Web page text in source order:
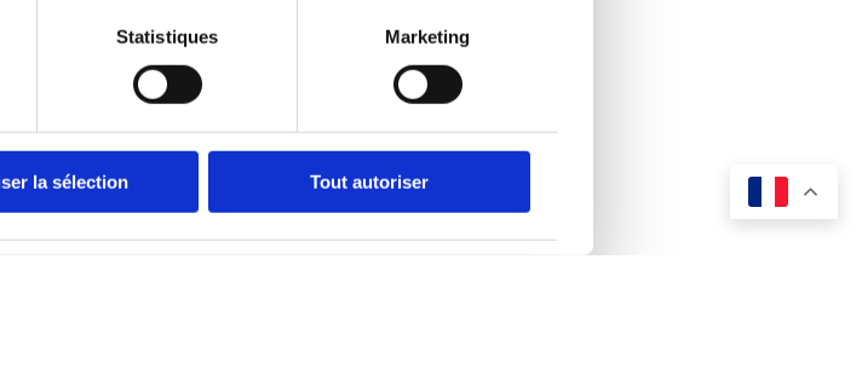
Statistiques Marketing
la sélection Tout autoriser
ses fins de mois :
la solution flexible
Côté|Nov 3, 2025